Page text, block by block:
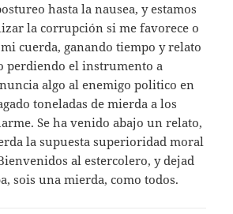
hasta la nausea, y estamos
la corrupción si me favorece o
cuerda, ganando tiempo y relato
perdiendo el instrumento a
algo al enemigo politico en
toneladas de mierda a los
Se ha venido abajo un relato,
la supuesta superioridad moral
al estercolero, y dejad
sois una mierda, como todos.